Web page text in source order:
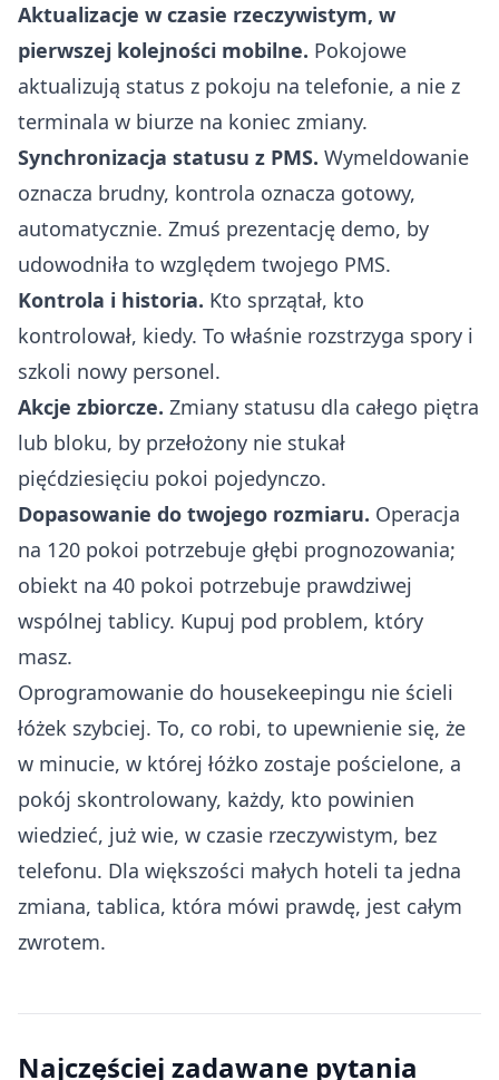
Aktualizacje w czasie rzeczywistym, w
pierwszej kolejności mobilne. Pokojowe
aktualizują status z pokoju na telefonie, a nie z
terminala w biurze na koniec zmiany.
Synchronizacja statusu z PMS. Wymeldowanie
oznacza brudny, kontrola oznacza gotowy,
automatycznie. Zmuś prezentację demo, by
udowodniła to względem twojego PMS.
Kontrola i historia. Kto sprzątał, kto
kontrolował, kiedy. To właśnie rozstrzyga spory i
szkoli nowy personel.
Akcje zbiorcze. Zmiany statusu dla całego piętra
lub bloku, by przełożony nie stukał
pięćdziesięciu pokoi pojedynczo.
Dopasowanie do twojego rozmiaru. Operacja
na 120 pokoi potrzebuje głębi prognozowania;
obiekt na 40 pokoi potrzebuje prawdziwej
wspólnej tablicy. Kupuj pod problem, który
masz.
Oprogramowanie do housekeepingu nie ścieli
łóżek szybciej. To, co robi, to upewnienie się, że
w minucie, w której łóżko zostaje pościelone, a
pokój skontrolowany, każdy, kto powinien
wiedzieć, już wie, w czasie rzeczywistym, bez
telefonu. Dla większości małych hoteli ta jedna
zmiana, tablica, która mówi prawdę, jest całym
zwrotem.
Najczęściej zadawane pytania